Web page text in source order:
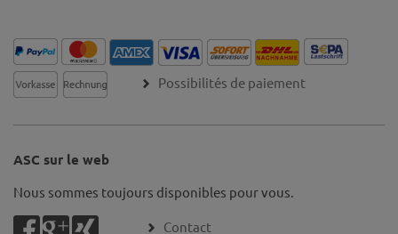
Possibilités de paiement
ASC sur le web
Nous sommes toujours disponibles pour vous.
Contact